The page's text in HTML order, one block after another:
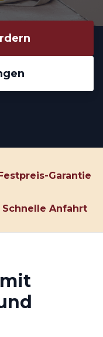
Garantie
Schnelle Anfahrt